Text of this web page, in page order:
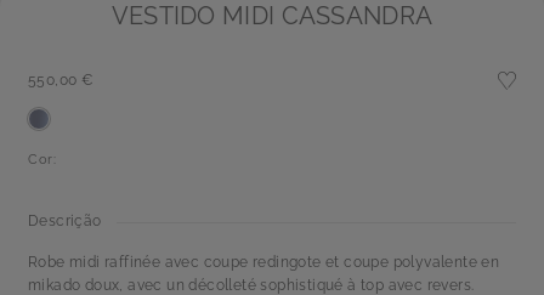
VESTIDO MIDI CASSANDRA
550,00 €
Cor:
Descrição
Robe midi raffinée avec coupe redingote et coupe polyvalente en
mikado doux, avec un décolleté sophistiqué à top avec revers.